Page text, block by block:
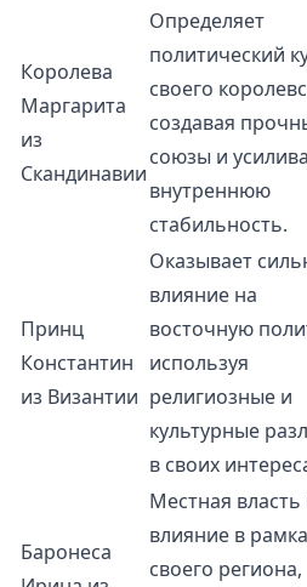
Королева
Маргарита
из
Скандинавии
Определяет
политический
своего
создавая
союзы и
внутреннюю
стабильность.
Принц
Константин
из Византии
Оказывает
влияние на
восточную
используя
религиозные и
культурные
в своих
Баронеса
Местная власть
влияние в
своего региона,